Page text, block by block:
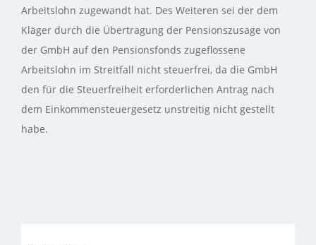
Arbeitslohn zugewandt hat. Des Weiteren sei der dem
Kläger durch die Übertragung der Pensionszusage von
der GmbH auf den Pensionsfonds zugeflossene
Arbeitslohn im Streitfall nicht steuerfrei, da die GmbH
den für die Steuerfreiheit erforderlichen Antrag nach
dem Einkommensteuergesetz unstreitig nicht gestellt
habe.